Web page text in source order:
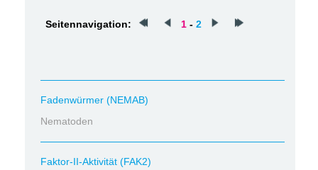
Seitennavigation: 1 - 2
Fadenwürmer (NEMAB)
Nematoden
Faktor-II-Aktivität (FAK2)